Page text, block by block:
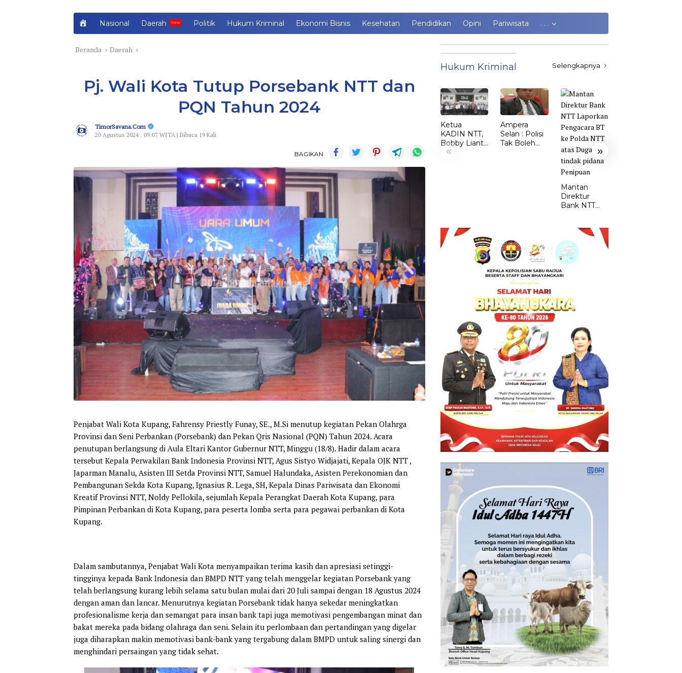
o
e
Nasional Daerah Politik Hukum Kriminal Ekonomi Bisnis Kesehatan Pendidikan Opini Pariwisata . . .
Beranda Daerah
Pj. Wali Kota Tutup Porsebank NTT dan
PQN Tahun 2024
TimorSavana.Com
20 Agustus 2024 : 09:07 WITA | Dibaca 19 Kali
BAGIKAN
Penjabat Wali Kota Kupang, Fahrensy Priestly Funay, SE., M.Si menutup kegiatan Pekan Olahrga
Provinsi dan Seni Perbankan (Porsebank) dan Pekan Qris Nasional (PQN) Tahun 2024. Acara
penutupan berlangsung di Aula Eltari Kantor Gubernur NTT, Minggu (18/8). Hadir dalam acara
tersebut Kepala Perwakilan Bank Indonesia Provinsi NTT, Agus Sistyo Widjajati, Kepala OJK NTT ,
Japarman Manalu, Asisten III Setda Provinsi NTT, Samuel Halundaka, Asisten Perekonomian dan
Pembangunan Sekda Kota Kupang, Ignasius R. Lega, SH, Kepala Dinas Pariwisata dan Ekonomi
Kreatif Provinsi NTT, Noldy Pellokila, sejumlah Kepala Perangkat Daerah Kota Kupang, para
Pimpinan Perbankan di Kota Kupang, para peserta lomba serta para pegawai perbankan di Kota
Kupang.
Dalam sambutannya, Penjabat Wali Kota menyampaikan terima kasih dan apresiasi setinggi-
tingginya kepada Bank Indonesia dan BMPD NTT yang telah menggelar kegiatan Porsebank yang
telah berlangsung kurang lebih selama satu bulan mulai dari 20 Juli sampai dengan 18 Agustus 2024
dengan aman dan lancar. Menurutnya kegiatan Porsebank tidak hanya sekedar meningkatkan
profesionalisme kerja dan semangat para insan bank tapi juga memotivasi pengembangan minat dan
bakat mereka pada bidang olahraga dan seni. Selain itu perlombaan dan pertandingan yang digelar
juga diharapkan makin memotivasi bank-bank yang tergabung dalam BMPD untuk saling sinergi dan
menghindari persaingan yang tidak sehat.
Hukum Kriminal Selengkapnya
« »
Ketua
KADIN NTT,
Bobby Lianto
Lantik dr.
Ampera
Selan : Polisi
Tak Boleh
Mantan
Direktur
Bank NTT
NTT atas
Dugaan
tindak pidana
Penipuan